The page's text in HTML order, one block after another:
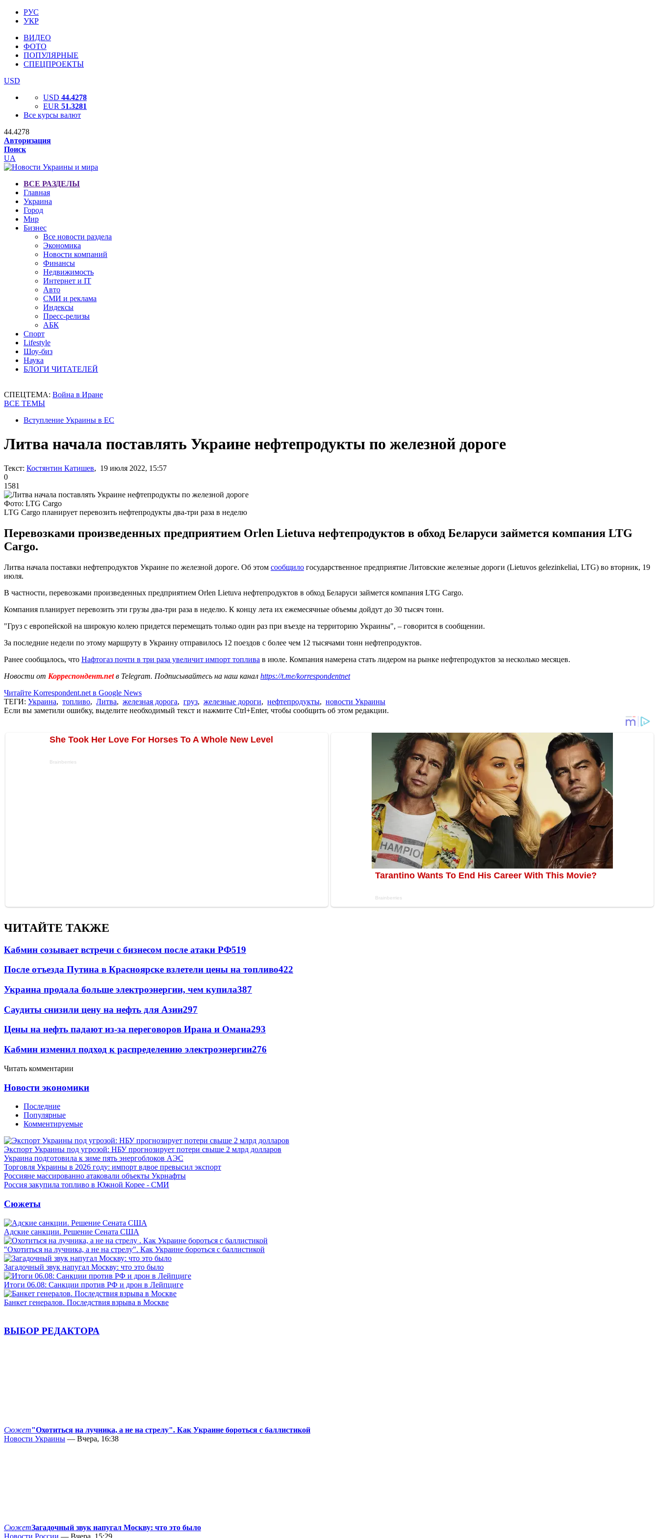
РУС
УКР
ВИДЕО
ФОТО
ПОПУЛЯРНЫЕ
СПЕЦПРОЕКТЫ
USD
USD 44.4278
EUR 51.3281
Все курсы валют
44.4278
Авторизация
Поиск
UA
ВСЕ РАЗДЕЛЫ
Главная
Украина
Город
Мир
Бизнес
Все новости раздела
Экономика
Новости компаний
Финансы
Недвижимость
Интернет и IT
Авто
СМИ и реклама
Индексы
Пресс-релизы
АБК
Спорт
Lifestyle
Шоу-биз
Наука
БЛОГИ ЧИТАТЕЛЕЙ
СПЕЦТЕМА: Война в Иране
ВСЕ ТЕМЫ
Вступление Украины в ЕС
Литва начала поставлять Украине нефтепродукты по железной дороге
Текст: Костянтин Катишев, 19 июля 2022, 15:57
0
1581
Фото: LTG Cargo
LTG Cargo планирует перевозить нефтепродукты два-три раза в неделю
Перевозками произведенных предприятием Orlen Lietuva нефтепродуктов в обход Беларуси займется компания LTG
Cargo.
Литва начала поставки нефтепродуктов Украине по железной дороге. Об этом сообщило государственное предприятие Литовские железные дороги (Lietuvos gelezinkeliai, LTG) во вторник, 19
июля.
В частности, перевозками произведенных предприятием Orlen Lietuva нефтепродуктов в обход Беларуси займется компания LTG Cargo.
Компания планирует перевозить эти грузы два-три раза в неделю. К концу лета их ежемесячные объемы дойдут до 30 тысяч тонн.
"Груз с европейской на широкую колею придется перемещать только один раз при въезде на территорию Украины", – говорится в сообщении.
За последние недели по этому маршруту в Украину отправилось 12 поездов с более чем 12 тысячами тонн нефтепродуктов.
Ранее сообщалось, что Нафтогаз почти в три раза увеличит импорт топлива в июле. Компания намерена стать лидером на рынке нефтепродуктов за несколько месяцев.
Новости от Корреспондент.netв Telegram. Подписывайтесь на наш канал https://t.me/korrespondentnet
Читайте Korrespondent.net в Google News
ТЕГИ: Украина, топливо, Литва, железная дорога, груз, железные дороги, нефтепродукты, новости Украины
Если вы заметили ошибку, выделите необходимый текст и нажмите Ctrl+Enter, чтобы сообщить об этом редакции.
ЧИТАЙТЕ ТАКЖЕ
Кабмин созывает встречи с бизнесом после атаки РФ519
После отъезда Путина в Красноярске взлетели цены на топливо422
Украина продала больше электроэнергии, чем купила387
Саудиты снизили цену на нефть для Азии297
Цены на нефть падают из-за переговоров Ирана и Омана293
Кабмин изменил подход к распределению электроэнергии276
Читать комментарии
Новости экономики
Последние
Популярные
Комментируемые
Экспорт Украины под угрозой: НБУ прогнозирует потери свыше 2 млрд долларов
Украина подготовила к зиме пять энергоблоков АЭС
Торговля Украины в 2026 году: импорт вдвое превысил экспорт
Россияне массированно атаковали объекты Укрнафты
Россия закупила топливо в Южной Корее - СМИ
Сюжеты
Адские санкции. Решение Сената США
"Охотиться на лучника, а не на стрелу". Как Украине бороться с баллистикой
Загадочный звук напугал Москву: что это было
Итоги 06.08: Санкции против РФ и дрон в Лейпциге
Банкет генералов. Последствия взрыва в Москве
ВЫБОР РЕДАКТОРА
Сюжет"Охотиться на лучника, а не на стрелу". Как Украине бороться с баллистикой
Новости Украины — Вчера, 16:38
СюжетЗагадочный звук напугал Москву: что это было